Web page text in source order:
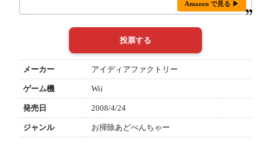
Amazon で見る ▶
メーカー アイディアファクトリー
ゲーム機 Wii
発売日 2008/4/24
ジャンル お掃除あどべんちゃー